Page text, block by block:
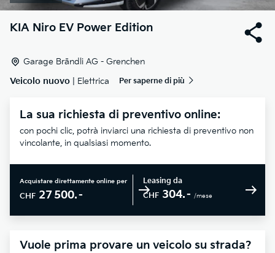
KIA Niro EV Power Edition
Garage Brändli AG - Grenchen
Veicolo nuovo | Elettrica Per saperne di più
La sua richiesta di preventivo online:
con pochi clic, potrà inviarci una richiesta di preventivo non
vincolante, in qualsiasi momento.
Acquistare direttamente online per
CHF 27 500.–
Leasing da
CHF 304.– /mese
Vuole prima provare un veicolo su strada?